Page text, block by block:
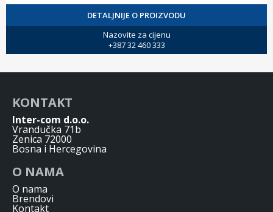
DETALJNIJE O PROIZVODU
Nazovite za cijenu
+387 32 460 333
KONTAKT
Inter-com d.o.o.
Vrandučka 71b
Zenica 72000
Bosna i Hercegovina
O NAMA
O nama
Brendovi
Kontakt